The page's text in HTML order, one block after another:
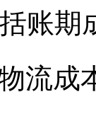
账期
流成